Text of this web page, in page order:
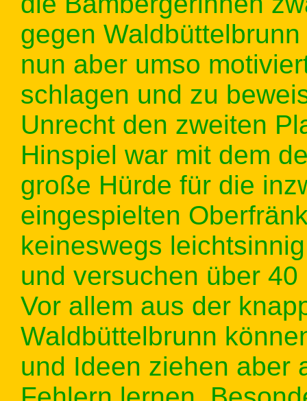
gegen
nun aber umso
schlagen und zu
Unrecht den zweiten
Hinspiel war mit dem
große Hürde für die
eingespielten
keineswegs
und versuchen über
Vor allem aus der
Waldbüttelbrunn
und Ideen ziehen aber